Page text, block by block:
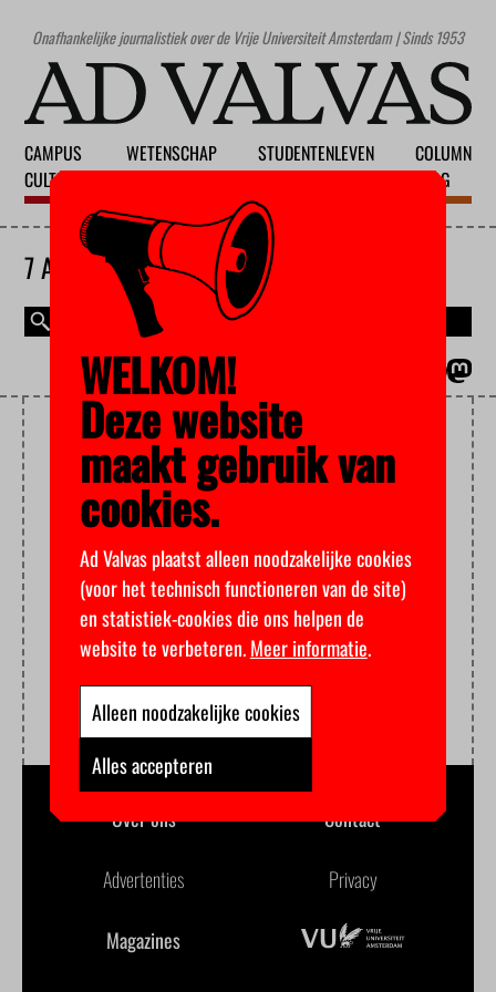
Onafhankelijke journalistiek over de Vrije Universiteit Amsterdam | Sinds 1953
CAMPUS
CULTUUR
WETENSCHAP
STUDENTENLEVEN
COLUMN
BLOG
7 AUGUSTUS 2026
TAALVAARDIGHEID
Over ons Contact
Advertenties Privacy
Magazines
WELKOM!
Deze website
maakt gebruik van
cookies.
Ad Valvas plaatst alleen noodzakelijke cookies
(voor het technisch functioneren van de site)
en statistiek-cookies die ons helpen de
website te verbeteren.Meer informatie.
Alleen noodzakelijke cookies
Alles accepteren